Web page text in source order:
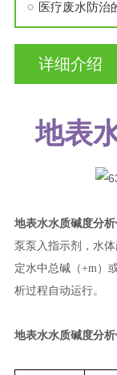
医疗废水防治
详细介绍
地表
地表水水质碱度分
泵泵入指示剂，水体
定水中总碱（+m）
析过程自动运行。
地表水水质碱度分